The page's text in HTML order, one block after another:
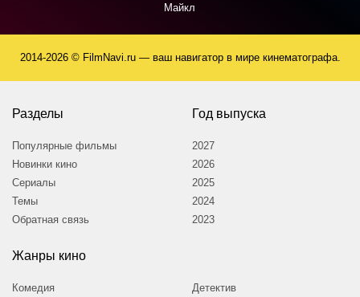
Майкл
2014-2026 © FilmNavi.ru — ваш навигатор в мире кинематографа.
Разделы
Популярные фильмы
Новинки кино
Сериалы
Темы
Обратная связь
Год выпуска
2027
2026
2025
2024
2023
Жанры кино
Комедия Детектив